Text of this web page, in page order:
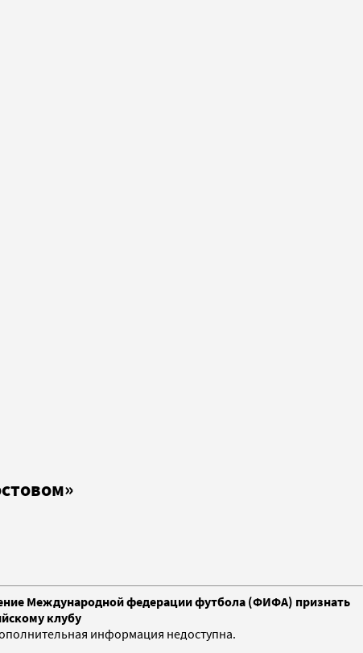
Международной федерации футбола (ФИФА) признать
клубу
информация недоступна.